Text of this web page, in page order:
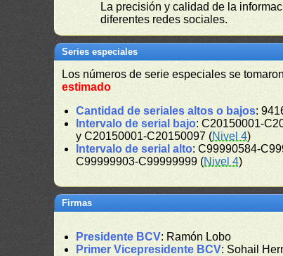
La precisión y calidad de la
diferentes redes sociales.
Series especiales
Los números de serie especiales se
estimado
Cantidad de seriales altos o bajos:
Intervalo de serial bajo: C20150001-
y C20150001-C20150097 (Nivel 4)
Intervalo de serial alto: C99990584-
C99999903-C99999999 (Nivel 4)
Firmas
Presidente BCV: Ramón Lobo
Primer Vicepresidente BCV: Sohail